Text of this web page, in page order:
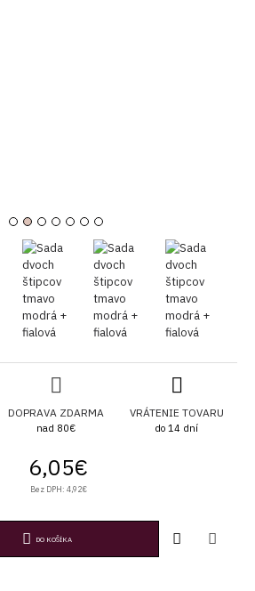
DOPRAVA ZDARMA
nad 80€
VRÁTENIE TOVARU
do 14 dní
6,05€
Bez DPH: 4,92€
DO KOŠÍKA